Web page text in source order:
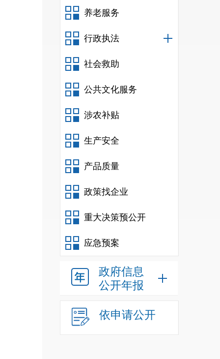
养老服务
行政执法
社会救助
公共文化服务
涉农补贴
生产安全
产品质量
政策找企业
重大决策预公开
应急预案
政府信息
公开年报
依申请公开